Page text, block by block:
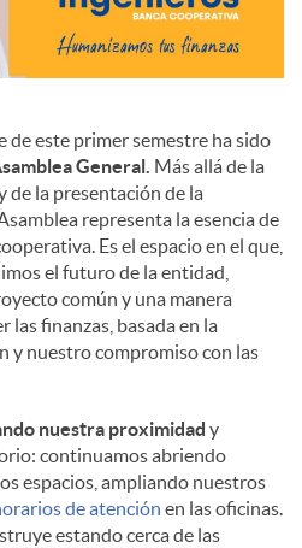
de este primer semestre ha sido
General. Más allá de la
de la presentación de la
representa la esencia de
Es el espacio en el que,
el futuro de la entidad,
común y una manera
las finanzas, basada en la
y nuestro compromiso con las
nuestra proximidad y
continuamos abriendo
espacios, ampliando nuestros
de atención en las oficinas.
estando cerca de las